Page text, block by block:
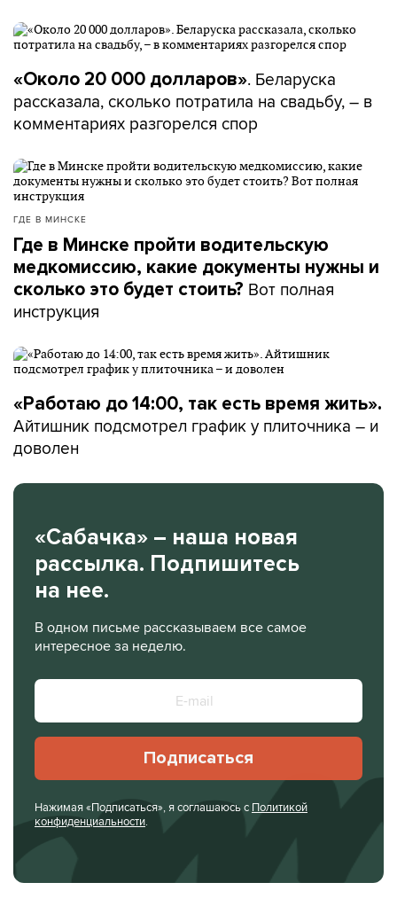
«Около 20 000 долларов». Беларуска
рассказала, сколько потратила на свадьбу, – в
комментариях разгорелся спор
ГДЕ В МИНСКЕ
Где в Минске пройти водительскую
медкомиссию, какие документы нужны и
сколько это будет стоить? Вот полная
инструкция
«Работаю до 14:00, так есть время жить».
Айтишник подсмотрел график у плиточника – и
доволен
«Сабачка» – наша новая
рассылка. Подпишитесь
на нее.
В одном письме рассказываем все самое
интересное за неделю.
Подписаться
Нажимая «Подписаться», я соглашаюсь с Политикой
конфиденциальности.